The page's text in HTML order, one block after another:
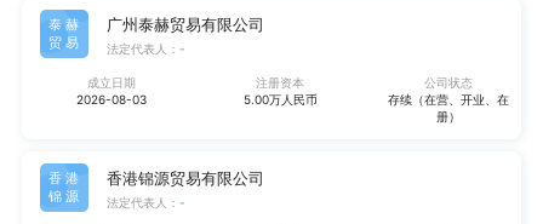
泰赫
贸易
广州泰赫贸易有限公司
法定代表人： -
成立日期
2026-08-03
注册资本
5.00万人民币
公司状态
存续（在营、开业、在
册）
香港
锦源
香港锦源贸易有限公司
法定代表人： -